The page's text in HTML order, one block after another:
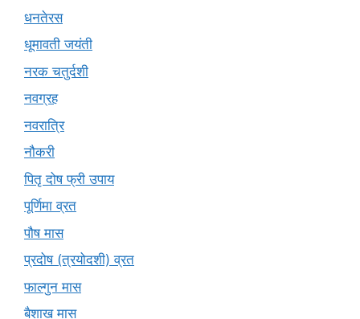
धनतेरस
धूमावती जयंती
नरक चतुर्दशी
नवग्रह
नवरात्रि
नौकरी
पितृ दोष फ्री उपाय
पूर्णिमा व्रत
पौष मास
प्रदोष (त्रयोदशी) व्रत
फाल्गुन मास
बैशाख मास